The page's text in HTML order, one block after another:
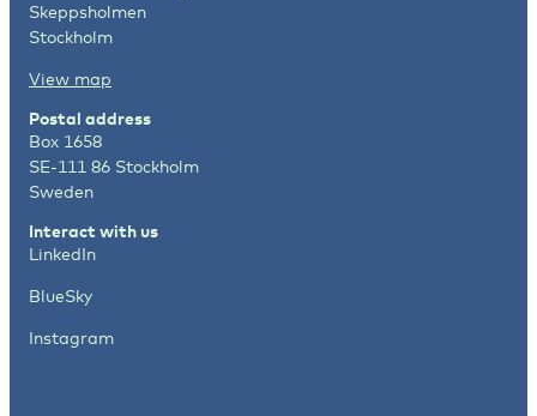
Skeppsholmen
Stockholm
View map
Postal address
Box 1658
SE-111 86 Stockholm
Sweden
Interact with us
LinkedIn
BlueSky
Instagram